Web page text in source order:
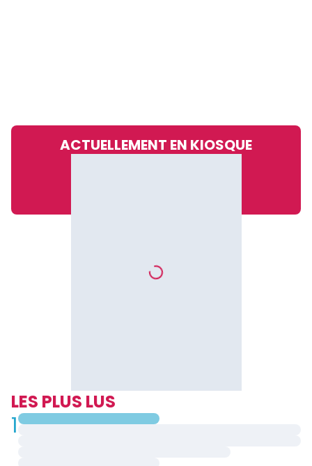
ACTUELLEMENT EN KIOSQUE
LES PLUS LUS
1